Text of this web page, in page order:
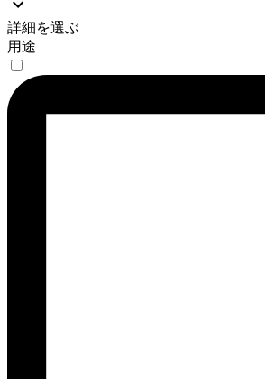
詳細を選ぶ
用途